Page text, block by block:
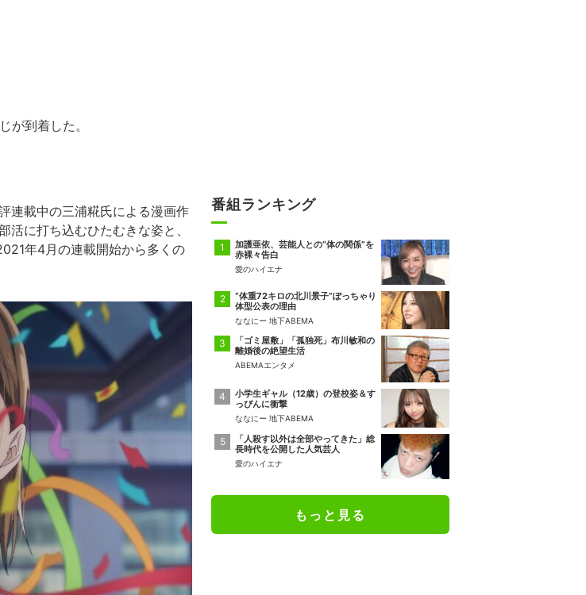
が到着した。
連載中の三浦糀氏による漫画作
に打ち込むひたむきな姿と、
年4月の連載開始から多くの
番組ランキング
加護亜依、芸能人との“体の関係”を
赤裸々告白
愛のハイエナ
“体重72キロの北川景子”ぽっちゃり
体型公表の理由
ななにー 地下ABEMA
「ゴミ屋敷」「孤独死」布川敏和の
離婚後の絶望生活
ABEMAエンタメ
小学生ギャル（12歳）の登校姿＆す
っぴんに衝撃
ななにー 地下ABEMA
「人殺す以外は全部やってきた」総
長時代を公開した人気芸人
愛のハイエナ
もっと見る